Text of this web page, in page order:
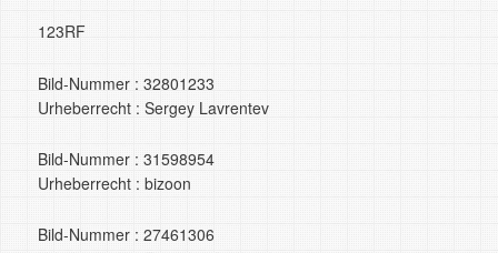
123RF
Bild-Nummer : 32801233
Urheberrecht : Sergey Lavrentev
Bild-Nummer : 31598954
Urheberrecht : bizoon
Bild-Nummer : 27461306